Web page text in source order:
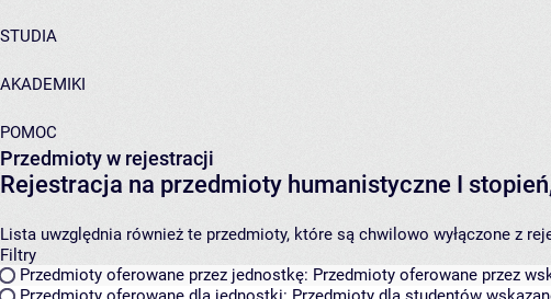
STUDIA
AKADEMIKI
POMOC
Przedmioty w rejestracji
Rejestracja na przedmioty humanistyczne I
Lista uwzględnia również te przedmioty, które są chwilowo wyłączone z
Filtry
Przedmioty oferowane przez jednostkę: Przedmioty oferowane przez